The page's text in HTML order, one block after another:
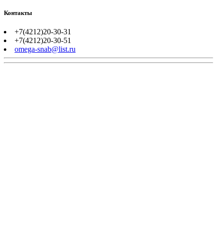
Контакты
+7(4212)20-30-31
+7(4212)20-30-51
omega-snab@list.ru